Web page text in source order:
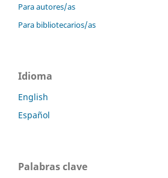
Para autores/as
Para bibliotecarios/as
Idioma
English
Español
Palabras clave